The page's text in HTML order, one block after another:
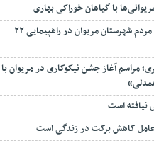
با گیاهان خوراکی بهاری
حضور باشکوه مردم شهرستان مریوان در راهپیمایی ۲۲
مراسم آغاز جشن نیکوکاری در مریوان با
نیافته است
کاهش برکت در زندگی است